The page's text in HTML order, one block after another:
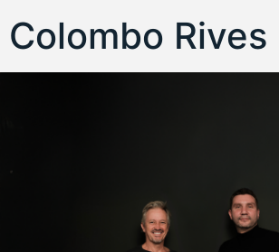
Colombo Rives